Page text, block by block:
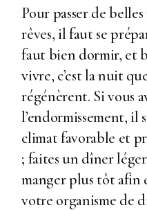
Pour passer de
rêves, il faut se
faut bien dormir, et
vivre, c’est la nuit
régénèrent. Si vous
l’endormissement, il
climat favorable et
; faites un dîner
manger plus tôt afin
votre organisme de